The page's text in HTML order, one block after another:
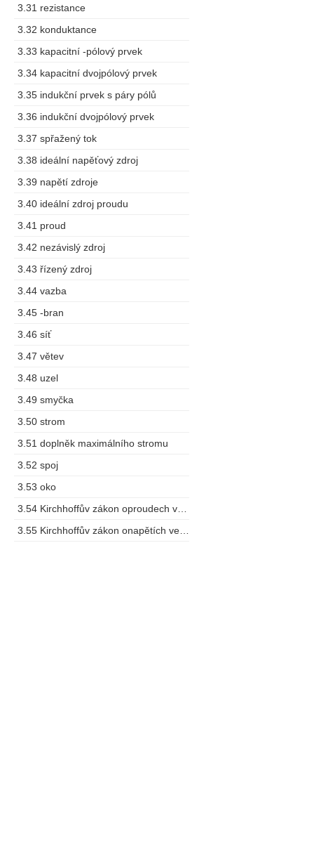
3.31 rezistance
3.32 konduktance
3.33 kapacitní -pólový prvek
3.34 kapacitní dvojpólový prvek
3.35 indukční prvek s páry pólů
3.36 indukční dvojpólový prvek
3.37 spřažený tok
3.38 ideální napěťový zdroj
3.39 napětí zdroje
3.40 ideální zdroj proudu
3.41 proud
3.42 nezávislý zdroj
3.43 řízený zdroj
3.44 vazba
3.45 -bran
3.46 síť
3.47 větev
3.48 uzel
3.49 smyčka
3.50 strom
3.51 doplněk maximálního stromu
3.52 spoj
3.53 oko